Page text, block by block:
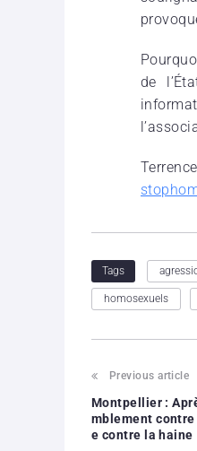
de
Tags
homosexuels
Previous article
Montpellier :
mblement contre
e contre la haine